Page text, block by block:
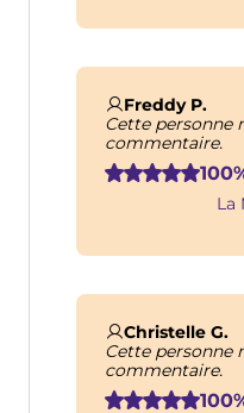
Freddy P.
Cette personne
commentaire.
La
Christelle G.
Cette personne
commentaire.